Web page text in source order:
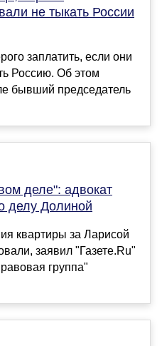
не тыкать России
заплатить, если они
Россию. Об этом
бывший председатель
деле": адвокат
делу Долиной
квартиры за Ларисой
заявил "Газете.Ru"
группа"